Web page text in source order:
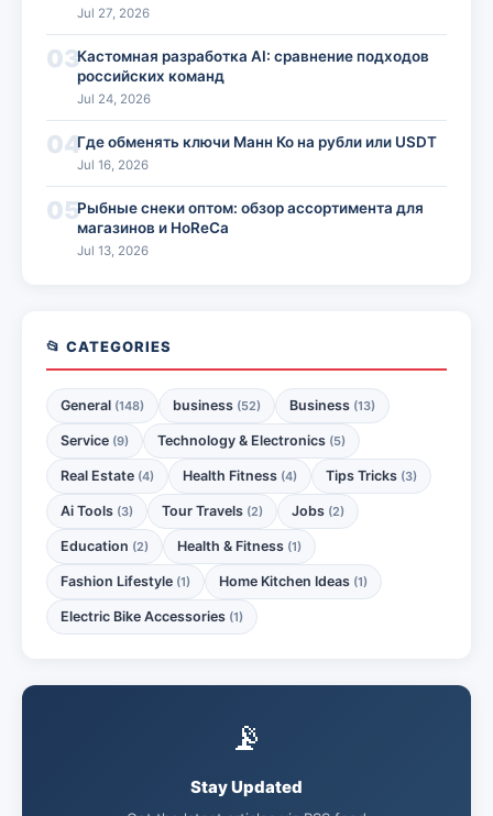
Jul 27, 2026
03Кастомная разработка AI: сравнение подходов
российских команд
Jul 24, 2026
04Где обменять ключи Манн Ко на рубли или USDT
Jul 16, 2026
05Рыбные снеки оптом: обзор ассортимента для
магазинов и HoReCa
Jul 13, 2026
📂 CATEGORIES
General (148) business (52) Business (13)
Service (9) Technology & Electronics (5)
Real Estate (4) Health Fitness (4) Tips Tricks (3)
Ai Tools (3) Tour Travels (2) Jobs (2)
Education (2) Health & Fitness (1)
Fashion Lifestyle (1) Home Kitchen Ideas (1)
Electric Bike Accessories (1)
📡
Stay Updated